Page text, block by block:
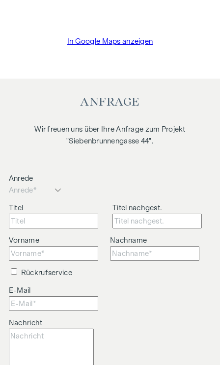
In Google Maps anzeigen
ANFRAGE
Wir freuen uns über Ihre Anfrage zum Projekt
"Siebenbrunnengasse 44".
Anrede
Titel Titel nachgest.
Vorname Nachname
Rückrufservice
E-Mail
Nachricht